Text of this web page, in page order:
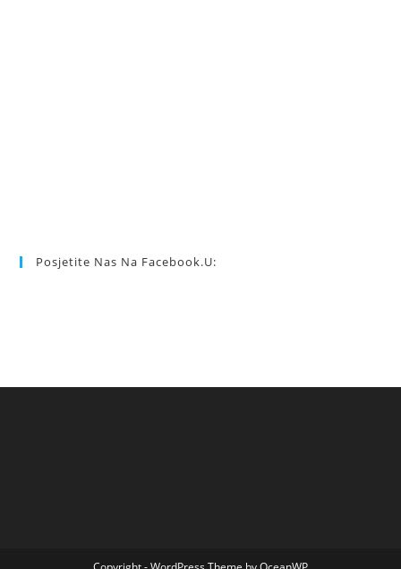
Posjetite Nas Na Facebook.u: